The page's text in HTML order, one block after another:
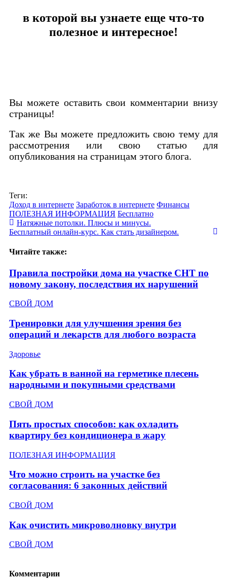
в которой вы узнаете еще что-то
полезное и интересное!
Вы можете оставить свои комментарии внизу
страницы!
Так же Вы можете предложить свою тему для
рассмотрения или свою статью для
опубликования на страницам этого блога.
Теги:
Доход в интернете Заработок в интернете Финансы
ПОЛЕЗНАЯ ИНФОРМАЦИЯ Бесплатно
Натяжные потолки. Плюсы и минусы.
Бесплатный онлайн-курс. Как стать дизайнером.
Читайте также:
Правила постройки дома на участке СНТ по
новому закону, последствия их нарушений
СВОЙ ДОМ
Тренировки для улучшения зрения без
операций и лекарств для любого возраста
Здоровье
Как убрать в ванной на герметике плесень
народными и покупными средствами
СВОЙ ДОМ
Пять простых способов: как охладить
квартиру без кондиционера в жару
ПОЛЕЗНАЯ ИНФОРМАЦИЯ
Что можно строить на участке без
согласования: 6 законных действий
СВОЙ ДОМ
Как очистить микроволновку внутри
СВОЙ ДОМ
Комментарии